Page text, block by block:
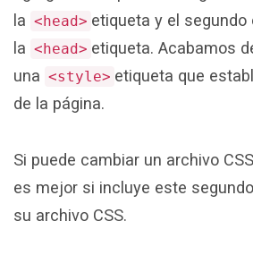
la <head> etiqueta y el
la <head> etiqueta. Acabamos
una <style> etiqueta que
de la página.
Si puede cambiar un archivo
es mejor si incluye este
su archivo CSS.